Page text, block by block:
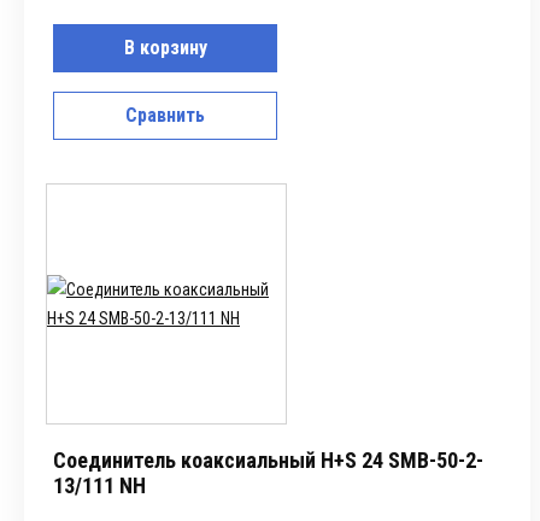
В корзину
Сравнить
Соединитель коаксиальный H+S 24 SMB-50-2-
13/111 NH